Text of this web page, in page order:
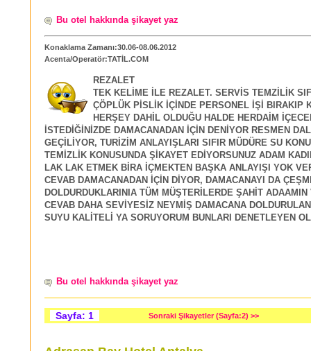
Bu otel hakkında şikayet yaz
Konaklama Zamanı:30.06-08.06.2012
Acenta/Operatör:TATİL.COM
REZALET
TEK KELİME İLE REZALET. SERVİS TEMZİLİK
ÇÖPLÜK PİSLİK İÇİNDE PERSONEL İŞİ BIRAKIP
HERŞEY DAHİL OLDUĞU HALDE HERDAİM
İSTEDİĞİNİZDE DAMACANADAN İÇİN DENİYOR RESMEN
GEÇİLİYOR, TURİZİM ANLAYIŞLARI SIFIR MÜDÜRE SU
TEMİZLİK KONUSUNDA ŞİKAYET EDİYORSUNUZ ADAM
LAK LAK ETMEK BİRA İÇMEKTEN BAŞKA ANLAYIŞI YOK
CEVAB DAMACANADAN İÇİN DİYOR, DAMACANAYI DA
DOLDURDUKLARINIA TÜM MÜŞTERİLERDE ŞAHİT ADAAMIN
CEVAB DAHA SEVİYESİZ NEYMİŞ DAMACANA
SUYU KALİTELİ YA SORUYORUM BUNLARI DENETLEYEN
Bu otel hakkında şikayet yaz
Sayfa: 1 Sonraki Şikayetler (Sayfa:2) >>